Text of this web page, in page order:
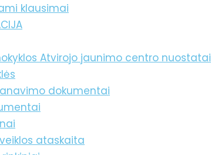
klausimai
Atvirojo jaunimo centro nuostatai
dokumentai
ataskaita